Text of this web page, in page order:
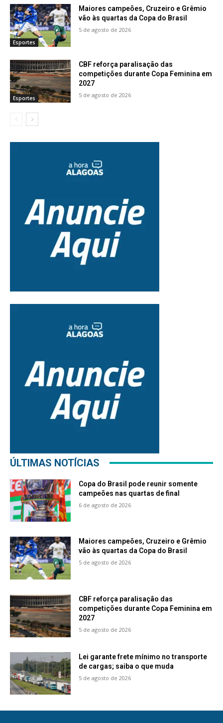
Esportes
Maiores campeões, Cruzeiro e Grêmio
vão às quartas da Copa do Brasil
5 de agosto de 2026
Esportes
CBF reforça paralisação das
competições durante Copa Feminina em
2027
5 de agosto de 2026
ÚLTIMAS NOTÍCIAS
Copa do Brasil pode reunir somente
campeões nas quartas de final
6 de agosto de 2026
Maiores campeões, Cruzeiro e Grêmio
vão às quartas da Copa do Brasil
5 de agosto de 2026
CBF reforça paralisação das
competições durante Copa Feminina em
2027
5 de agosto de 2026
Lei garante frete mínimo no transporte
de cargas; saiba o que muda
5 de agosto de 2026